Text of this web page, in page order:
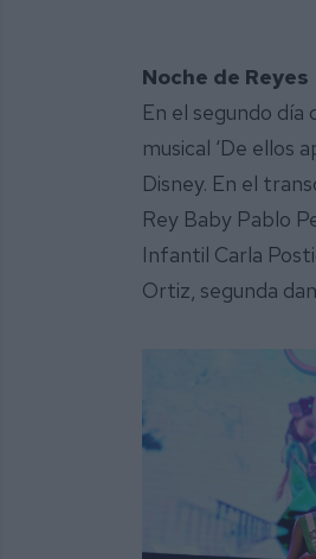
Noche de Reyes
En el segundo
musical ‘De ellos
Disney. En el
Rey Baby Pablo
Infantil Carla
Ortiz, segunda